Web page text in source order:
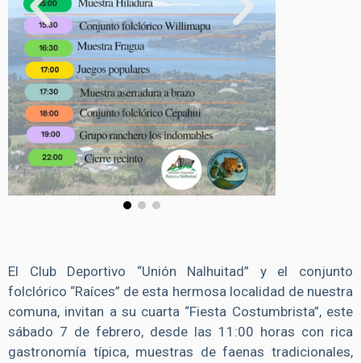
El Club Deportivo “Unión Nalhuitad” y el conjunto
folclórico “Raíces” de esta hermosa localidad de nuestra
comuna, invitan a su cuarta “Fiesta Costumbrista”, este
sábado 7 de febrero, desde las 11:00 horas con rica
gastronomía típica, muestras de faenas tradicionales,